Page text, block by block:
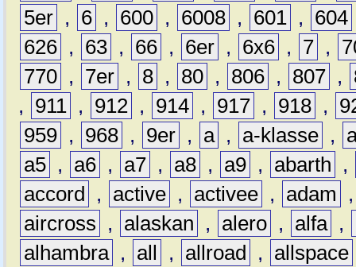
5er , 6 , 600 , 6008 , 601 , 604
626 , 63 , 66 , 6er , 6x6 , 7 ,
770 , 7er , 8 , 80 , 806 , 807 ,
,
911 , 912 , 914 , 917 , 918 ,
959 , 968 , 9er , a , a-klasse ,
a5 , a6 , a7 , a8 , a9 , abarth
,
accord
, active , activee , adam
aircross
, alaskan , alero , alfa ,
alhambra , all , allroad , allspace